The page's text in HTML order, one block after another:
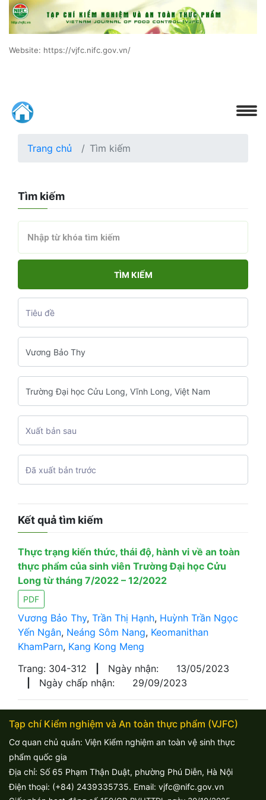
Website: https://vjfc.nifc.gov.vn/
Trang chủ Tìm kiếm
Tìm kiếm
TÌM KIẾM
Kết quả tìm kiếm
Thực trạng kiến thức, thái độ, hành vi về an toàn
thực phẩm của sinh viên Trường Đại học Cửu
Long từ tháng 7/2022 – 12/2022
PDF
Vương Bảo Thy, Trần Thị Hạnh, Huỳnh Trần Ngọc
Yến Ngân, Neáng Sôm Nang, Keomanithan
KhamParn, Kang Kong Meng
Trang: 304-312
Ngày nhận:
13/05/2023
Ngày chấp nhận: 29/09/2023
Tạp chí Kiểm nghiệm và An toàn thực phẩm (VJFC)
Cơ quan chủ quản: Viện Kiểm nghiệm an toàn vệ sinh thực
phẩm quốc gia
Địa chỉ: Số 65 Phạm Thận Duật, phường Phú Diễn, Hà Nội
Điện thoại: (+84) 2439335735. Email: vjfc@nifc.gov.vn